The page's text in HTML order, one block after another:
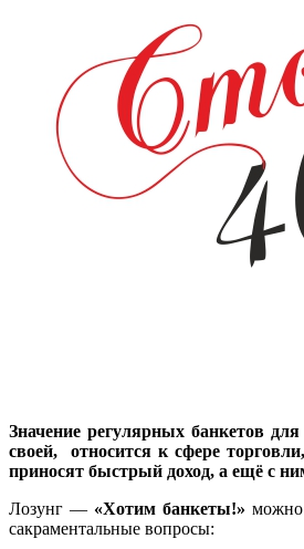
Значение регулярных банкетов
своей, относится к сфере
приносят быстрый доход, а ещё с
Лозунг — «Хотим банкеты!» можно
сакраментальные вопросы: